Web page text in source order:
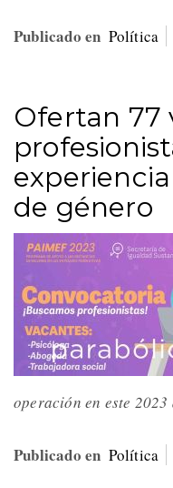
Publicado en Política
Ofertan 77
de género
operación en este
Publicado en Política